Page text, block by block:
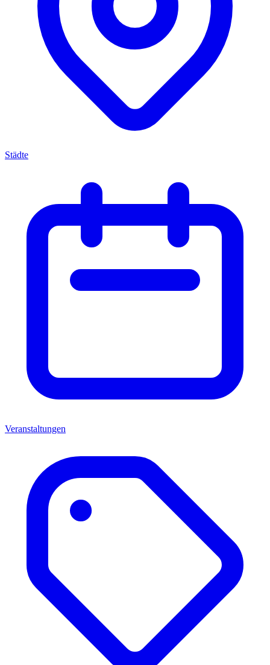
Städte
Veranstaltungen